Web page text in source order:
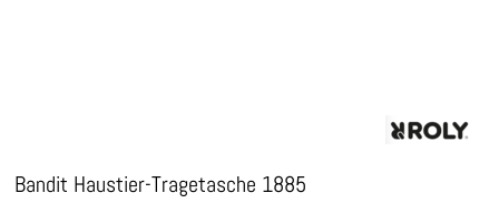
Bandit Haustier-Tragetasche 1885